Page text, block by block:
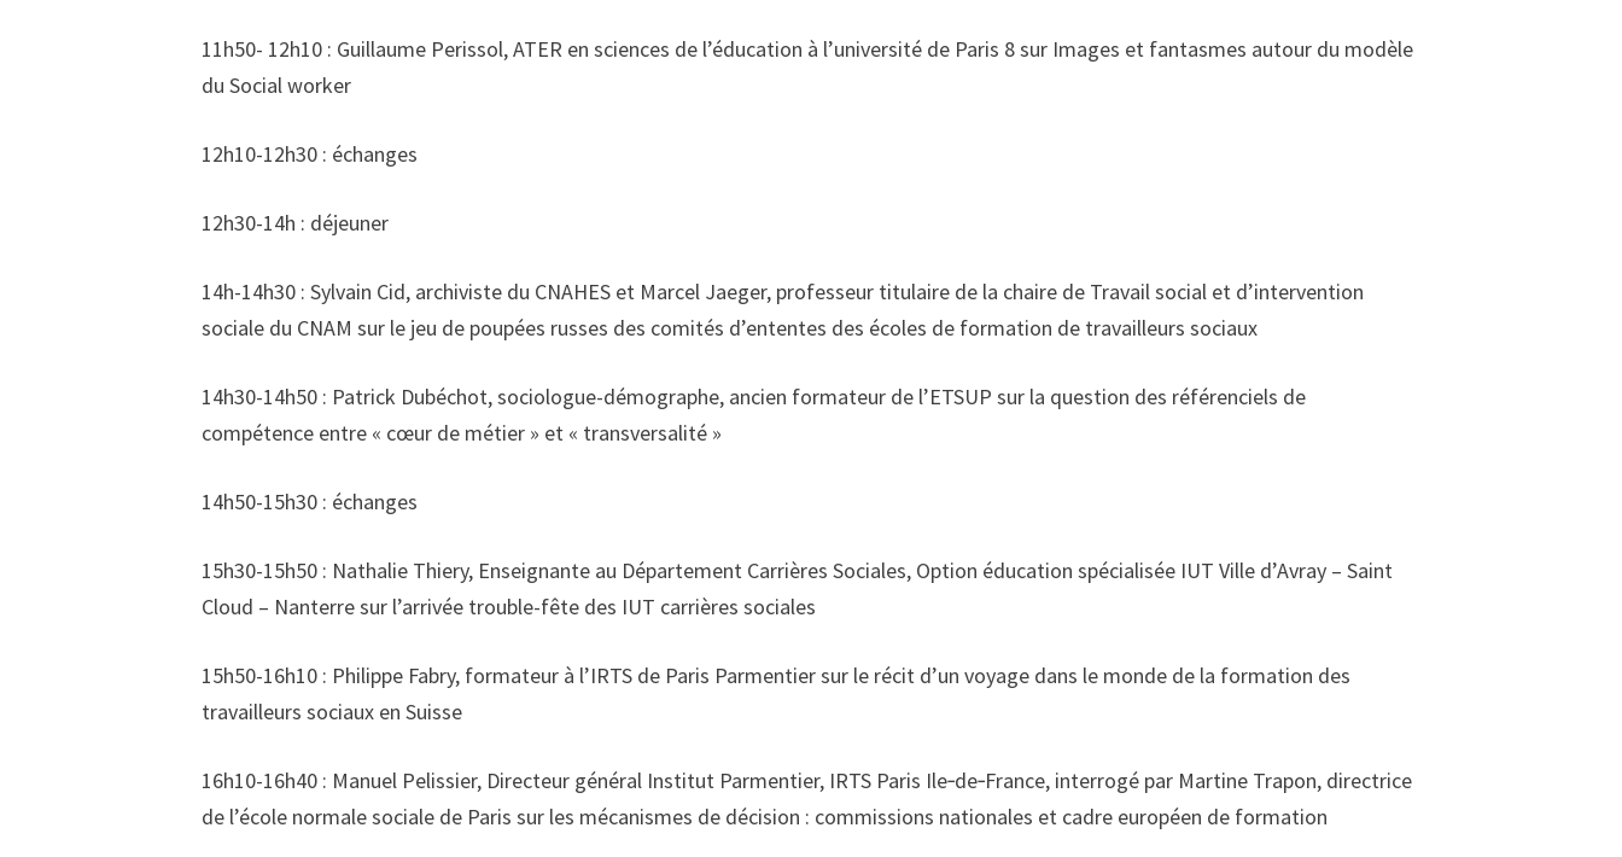
11h50- 12h10 : Guillaume Perissol, ATER en sciences de l’éducation à l’université de Paris 8 sur Images et fantasmes autour du modèle
du Social worker
12h10-12h30 : échanges
12h30-14h : déjeuner
14h-14h30 : Sylvain Cid, archiviste du CNAHES et Marcel Jaeger, professeur titulaire de la chaire de Travail social et d’intervention
sociale du CNAM sur le jeu de poupées russes des comités d’ententes des écoles de formation de travailleurs sociaux
14h30-14h50 : Patrick Dubéchot, sociologue-démographe, ancien formateur de l’ETSUP sur la question des référenciels de
compétence entre « cœur de métier » et « transversalité »
14h50-15h30 : échanges
15h30-15h50 : Nathalie Thiery, Enseignante au Département Carrières Sociales, Option éducation spécialisée IUT Ville d’Avray – Saint
Cloud – Nanterre sur l’arrivée trouble-fête des IUT carrières sociales
15h50-16h10 : Philippe Fabry, formateur à l’IRTS de Paris Parmentier sur le récit d’un voyage dans le monde de la formation des
travailleurs sociaux en Suisse
16h10-16h40 : Manuel Pelissier, Directeur général Institut Parmentier, IRTS Paris Ile‐de‐France, interrogé par Martine Trapon, directrice
de l’école normale sociale de Paris sur les mécanismes de décision : commissions nationales et cadre européen de formation